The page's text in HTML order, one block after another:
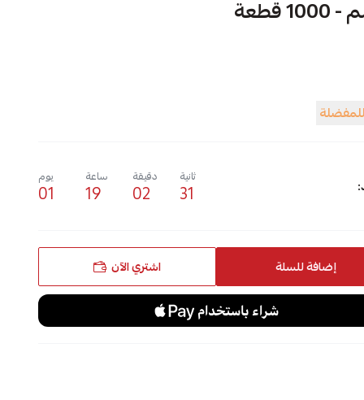
30
ثانية
02
دقيقة
19
ساعة
01
يوم
إضافة للسلة اشتري الآن